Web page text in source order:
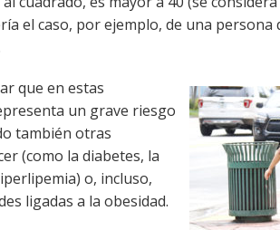
el caso, por ejemplo, de una persona
que en estas
un grave riesgo
también otras
(como la diabetes, la
o, incluso,
ligadas a la obesidad.